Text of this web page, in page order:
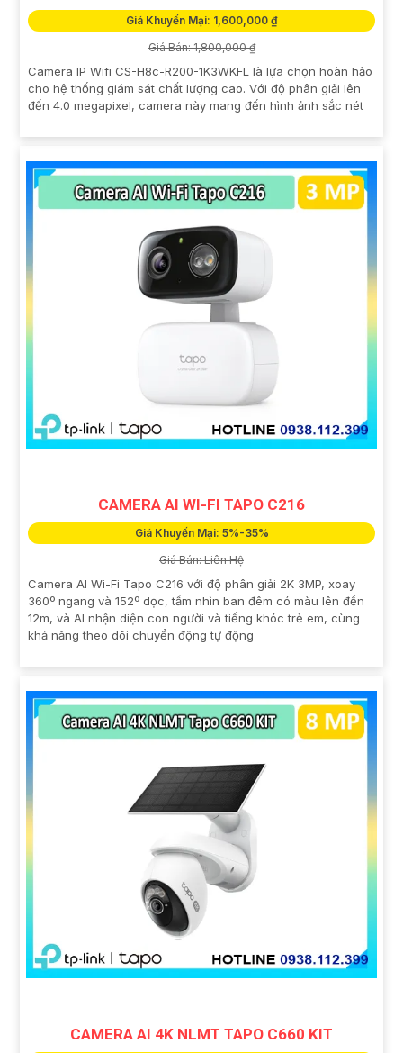
Giá Khuyến Mại: 1,600,000 ₫
Giá Bán: 1,800,000 ₫
Camera IP Wifi CS-H8c-R200-1K3WKFL là lựa chọn hoàn hảo
cho hệ thống giám sát chất lượng cao. Với độ phân giải lên
đến 4.0 megapixel, camera này mang đến hình ảnh sắc nét
CAMERA AI WI-FI TAPO C216
Giá Khuyến Mại: 5%-35%
Giá Bán: Liên Hệ
Camera AI Wi-Fi Tapo C216 với độ phân giải 2K 3MP, xoay
360º ngang và 152º dọc, tầm nhìn ban đêm có màu lên đến
12m, và AI nhận diện con người và tiếng khóc trẻ em, cùng
khả năng theo dõi chuyển động tự động
CAMERA AI 4K NLMT TAPO C660 KIT